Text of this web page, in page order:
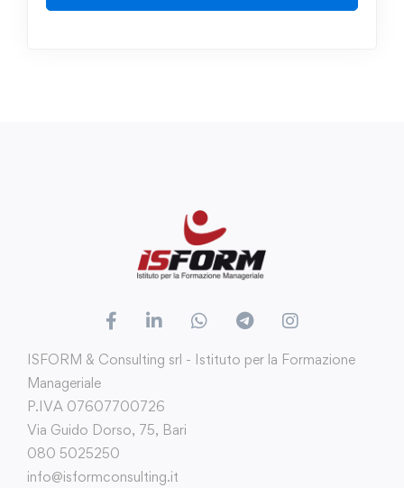
ISFORM & Consulting srl - Istituto per la Formazione
Manageriale
P.IVA 07607700726
Via Guido Dorso, 75, Bari
080 5025250
info@isformconsulting.it